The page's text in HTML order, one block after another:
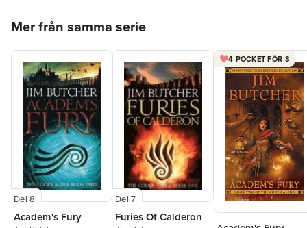
Mer från samma serie
Del 8
Academ's Fury
Del 7
Furies Of Calderon
4 POCKET FÖR 3